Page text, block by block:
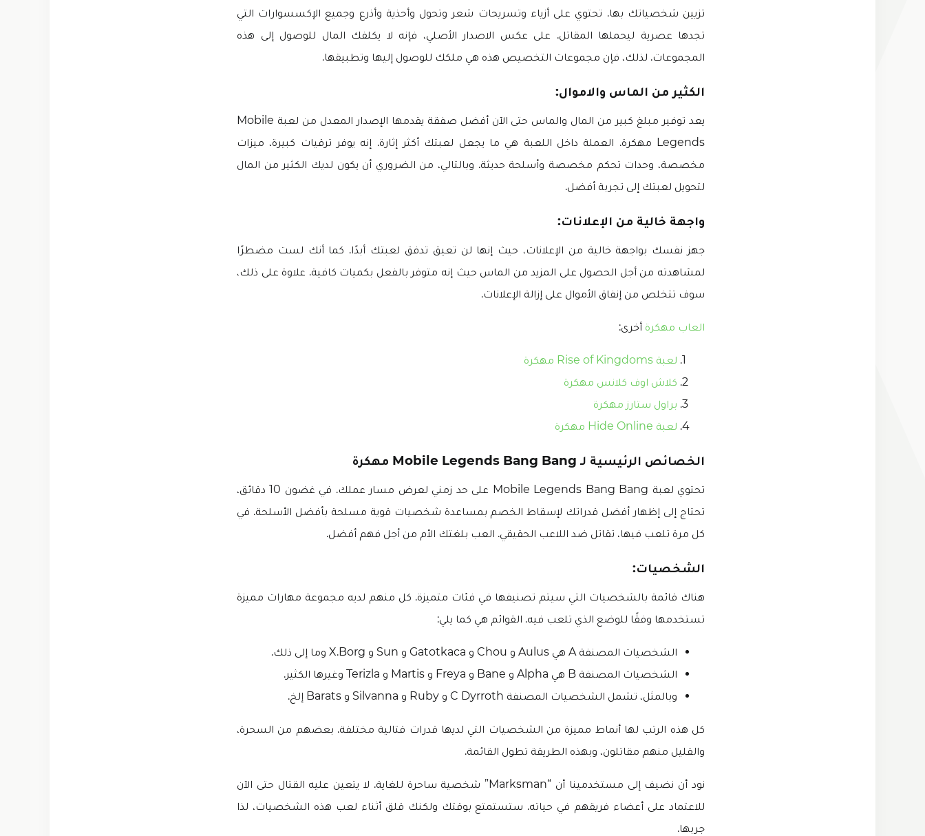
تزيين شخصياتك بها. تحتوي على أزياء وتسريحات شعر وتحول وأحذية وأذرع وجميع الإكسسوارات التي
تجدها عصرية ليحملها المقاتل. على عكس الاصدار الأصلي، فإنه لا يكلفك المال للوصول إلى هذه
المجموعات. لذلك، فإن مجموعات التخصيص هذه هي ملكك للوصول إليها وتطبيقها.
الكثير من الماس والاموال:
يعد توفير مبلغ كبير من المال والماس حتى الآن أفضل صفقة يقدمها الإصدار المعدل من لعبة Mobile
Legends مهكرة. العملة داخل اللعبة هي ما يجعل لعبتك أكثر إثارة. إنه يوفر ترقيات كبيرة، ميزات
مخصصة، وحدات تحكم مخصصة وأسلحة حديثة. وبالتالي، من الضروري أن يكون لديك الكثير من المال
لتحويل لعبتك إلى تجربة أفضل.
واجهة خالية من الإعلانات:
جهز نفسك بواجهة خالية من الإعلانات، حيث إنها لن تعيق تدفق لعبتك أبدًا. كما أنك لست مضطرًا
لمشاهدته من أجل الحصول على المزيد من الماس حيث إنه متوفر بالفعل بكميات كافية. علاوة على ذلك،
سوف تتخلص من إنفاق الأموال على إزالة الإعلانات.
العاب مهكرة أخرى:
لعبة Rise of Kingdoms مهكرة
كلاش اوف كلانس مهكرة
براول ستارز مهكرة
لعبة Hide Online مهكرة
الخصائص الرئيسية لـ Mobile Legends Bang Bang مهكرة
تحتوي لعبة Mobile Legends Bang Bang على حد زمني لعرض مسار عملك. في غضون 10 دقائق،
تحتاج إلى إظهار أفضل قدراتك لإسقاط الخصم بمساعدة شخصيات قوية مسلحة بأفضل الأسلحة. في
كل مرة تلعب فيها، تقاتل ضد اللاعب الحقيقي. العب بلغتك الأم من أجل فهم أفضل.
الشخصيات:
هناك قائمة بالشخصيات التي سيتم تصنيفها في فئات متميزة. كل منهم لديه مجموعة مهارات مميزة
تستخدمها وفقًا للوضع الذي تلعب فيه. القوائم هي كما يلي:
الشخصيات المصنفة A هي Aulus و Chou و Gatotkaca و Sun و X.Borg وما إلى ذلك.
الشخصيات المصنفة B هي Alpha و Bane و Freya و Martis و Terizla وغيرها الكثير.
وبالمثل، تشمل الشخصيات المصنفة C Dyrroth و Ruby و Silvanna و Barats إلخ.
كل هذه الرتب لها أنماط مميزة من الشخصيات التي لديها قدرات قتالية مختلفة. بعضهم من السحرة،
والقليل منهم مقاتلون، وبهذه الطريقة تطول القائمة.
نود أن نضيف إلى مستخدمينا أن “Marksman” شخصية ساحرة للغاية. لا يتعين عليه القتال حتى الآن
للاعتماد على أعضاء فريقهم في حياته. ستستمتع بوقتك ولكنك قلق أثناء لعب هذه الشخصيات، لذا
جربها.